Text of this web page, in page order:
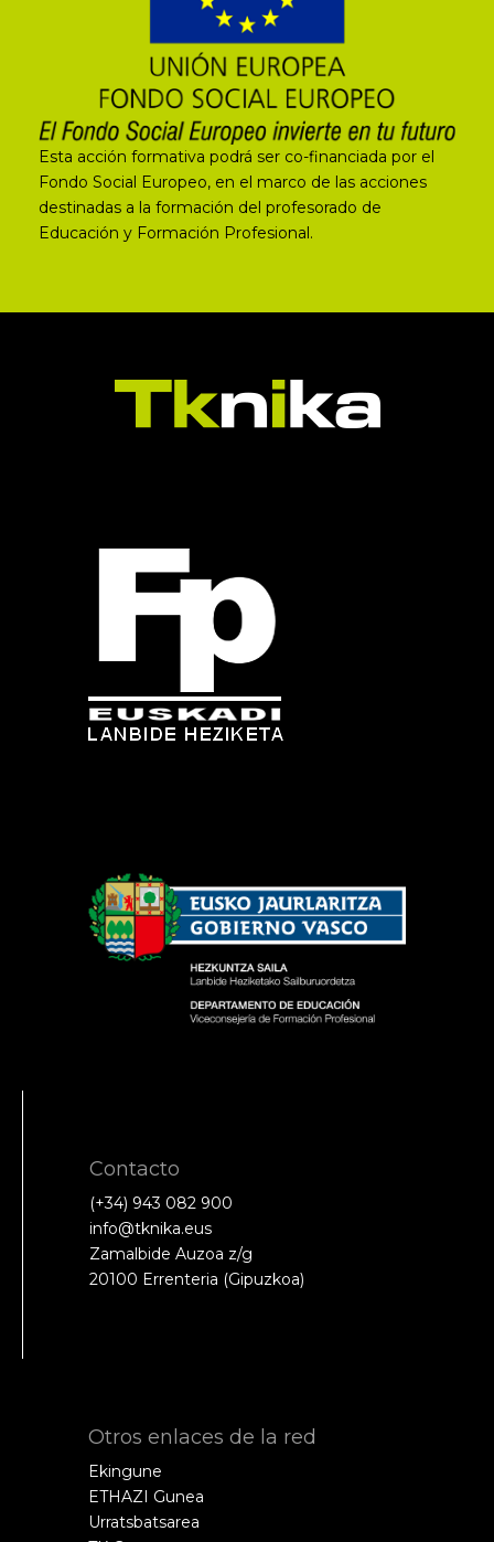
Esta acción formativa podrá ser co-financiada por el
Fondo Social Europeo, en el marco de las acciones
destinadas a la formación del profesorado de
Educación y Formación Profesional.
Contacto
(+34) 943 082 900
info@tknika.eus
Zamalbide Auzoa z/g
20100 Errenteria (Gipuzkoa)
Otros enlaces de la red
Ekingune
ETHAZI Gunea
Urratsbatsarea